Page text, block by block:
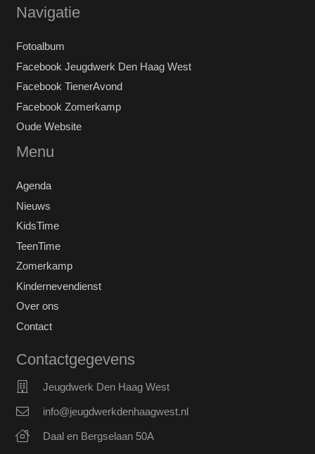
Navigatie
Fotoalbum
Facebook Jeugdwerk Den Haag West
Facebook TienerAvond
Facebook Zomerkamp
Oude Website
Menu
Agenda
Nieuws
KidsTime
TeenTime
Zomerkamp
Kindernevendienst
Over ons
Contact
Contactgegevens
Jeugdwerk Den Haag West
info@jeugdwerkdenhaagwest.nl
Daal en Bergselaan 50A